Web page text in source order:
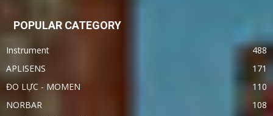
POPULAR CATEGORY
Instrument
488
APLISENS
171
ĐO LỰC - MOMEN
110
NORBAR
108